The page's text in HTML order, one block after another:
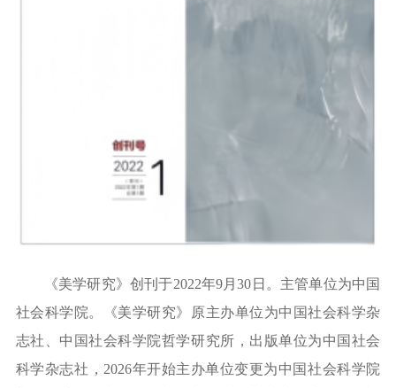
《美学研究》创刊于2022年9月30日。主管单位为中国
社会科学院。《美学研究》原主办单位为中国社会科学杂
志社、中国社会科学院哲学研究所，出版单位为中国社会
科学杂志社，2026年开始主办单位变更为中国社会科学院